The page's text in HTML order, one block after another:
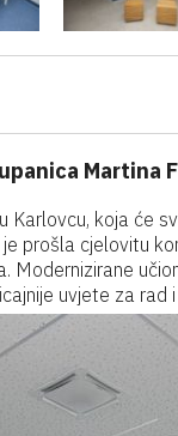
Martina
koja će
prošla cjelovitu
Modernizirane
uvjete za rad i